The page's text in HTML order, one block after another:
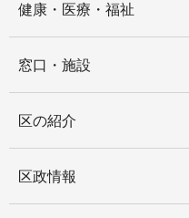
健康・医療・福祉
窓口・施設
区の紹介
区政情報